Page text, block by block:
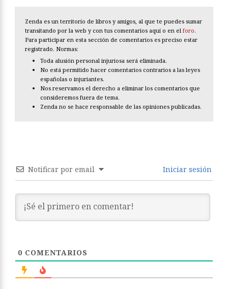
Zenda es un territorio de libros y amigos, al que te puedes sumar
transitando por la web y con tus comentarios aquí o en el foro.
Para participar en esta sección de comentarios es preciso estar
registrado. Normas:
Toda alusión personal injuriosa será eliminada.
No está permitido hacer comentarios contrarios a las leyes
españolas o injuriantes.
Nos reservamos el derecho a eliminar los comentarios que
consideremos fuera de tema.
Zenda no se hace responsable de las opiniones publicadas.
Notificar por email Iniciar sesión
0 COMENTARIOS